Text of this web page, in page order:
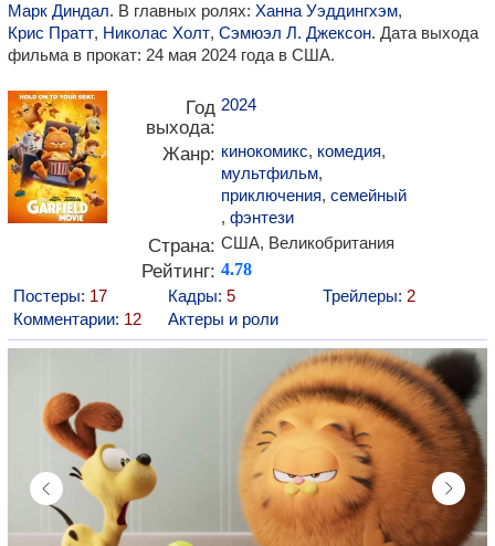
Марк Диндал. В главных ролях: Ханна Уэддингхэм,
Крис Пратт, Николас Холт, Сэмюэл Л. Джексон. Дата выхода
фильма в прокат: 24 мая 2024 года в США.
Год
выхода:
2024
Жанр: кинокомикс, комедия,
мультфильм,
приключения, семейный
, фэнтези
Страна: США, Великобритания
Рейтинг: 4.78
Постеры: 17 Кадры: 5 Трейлеры: 2
Комментарии: 12 Актеры и роли